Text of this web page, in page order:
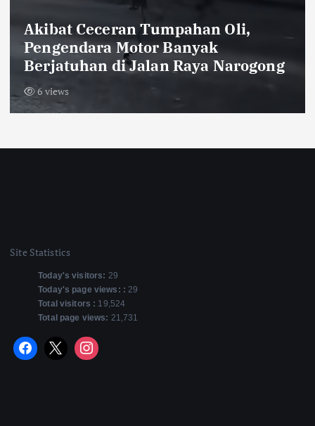
Pendaftaran Bakal Calon Kepala
Desa Karangbahagia Berjalan
Lancar, Empat Orang Telah
Mendaftar
7 views
Site Statistics
Today's visitors: 29
Today's page views: : 29
Total visitors : 19,524
Total page views: 21,731